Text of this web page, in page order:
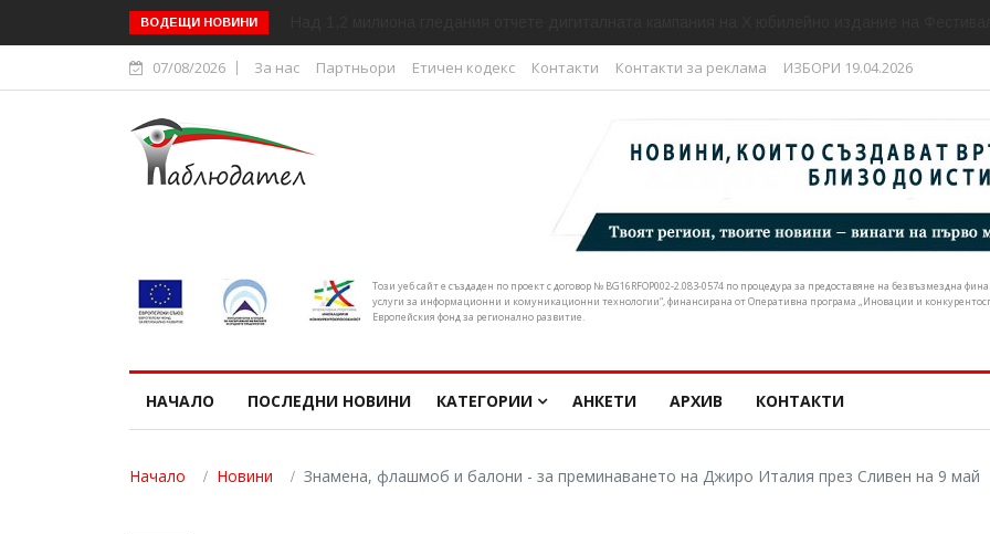
ВОДЕЩИ НОВИНИ Над 1,2 милиона гледания отчете дигиталната кампания на Х юбилейно издание на
07/08/2026 За нас Партньори Етичен кодекс Контакти Контакти за реклама ИЗБОРИ 19.04.2026
Този уеб сайт е създаден по проект с договор № BG16RFOP002-2.083-0574 по процедура за предоставяне на безвъзмездна
услуги за информационни и комуникационни технологии“, финансирана от Оперативна програма „Иновации и
Европейския фонд за регионално развитие.
НАЧАЛО ПОСЛЕДНИ НОВИНИ КАТЕГОРИИ АНКЕТИ АРХИВ КОНТАКТИ
Начало Новини Знамена, флашмоб и балони - за преминаването на Джиро Италия през Сливен на 9 май